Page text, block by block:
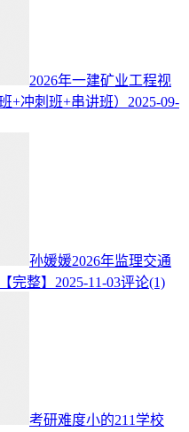
2026年一建矿业工程视
+冲刺班+串讲班） 2025-09-
孙媛媛2026年监理交通
完整】 2025-11-03评论(1)
考研难度小的211学校